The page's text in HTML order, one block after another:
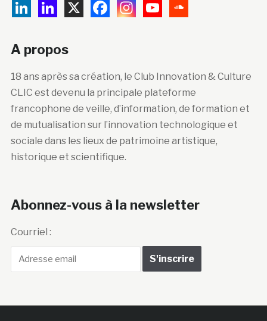
A propos
18 ans après sa création, le Club Innovation & Culture
CLIC est devenu la principale plateforme
francophone de veille, d’information, de formation et
de mutualisation sur l’innovation technologique et
sociale dans les lieux de patrimoine artistique,
historique et scientifique.
Abonnez-vous à la newsletter
Courriel :